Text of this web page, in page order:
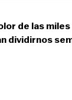
de las
dividirnos